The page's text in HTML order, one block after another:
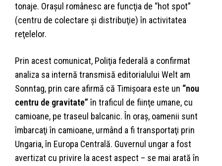
tonaje. Oraşul românesc are funcţia de “hot spot”
(centru de colectare şi distribuţie) în activitatea
reţelelor.
Prin acest comunicat, Poliţia federală a confirmat
analiza sa internă transmisă editorialului Welt am
Sonntag, prin care afirmă că Timişoara este un “nou
centru de gravitate”în traficul de fiinţe umane, cu
camioane, pe traseul balcanic. În oraş, oamenii sunt
îmbarcaţi în camioane, urmând a fi transportaţi prin
Ungaria, în Europa Centrală. Guvernul ungar a fost
avertizat cu privire la acest aspect – se mai arată în